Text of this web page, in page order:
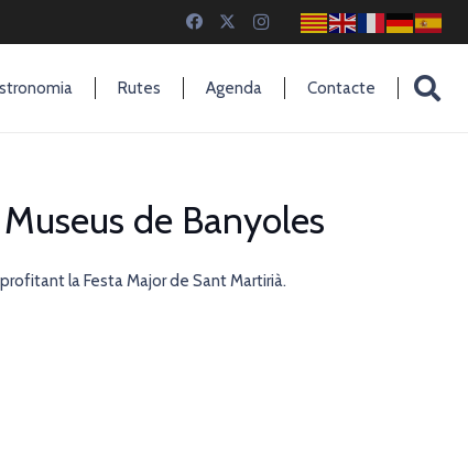
Rutes Agenda Contacte
de Banyoles
la Festa Major de Sant Martirià.